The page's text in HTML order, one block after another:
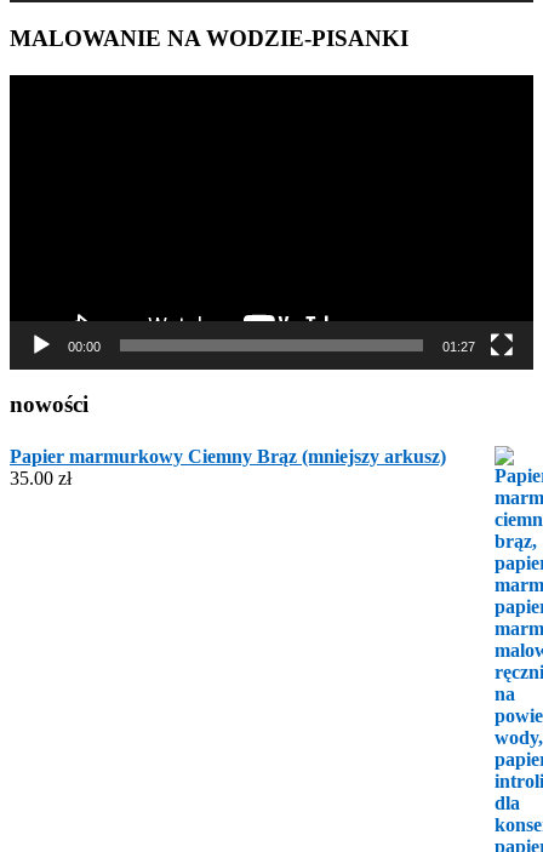
MALOWANIE NA WODZIE-PISANKI
00:00 01:27
nowości
Papier marmurkowy Ciemny Brąz (mniejszy arkusz)
35.00 zł